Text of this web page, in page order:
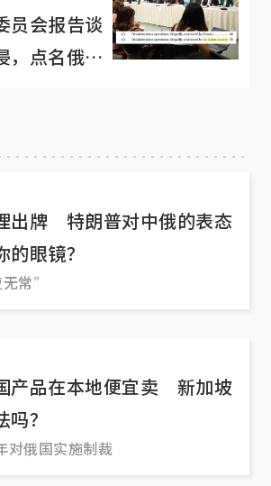
员会报告谈
，点名俄罗
出牌 特朗普对中俄的表态
眼镜？
常”
产品在本地便宜卖 新加坡
？
对俄国实施制裁